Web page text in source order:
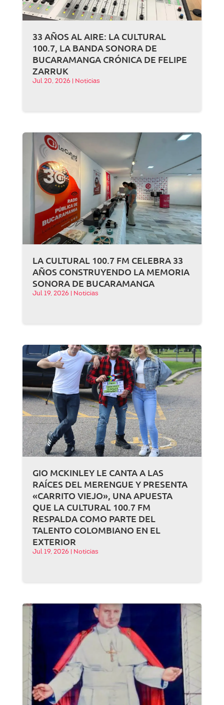
33 AÑOS AL AIRE: LA CULTURAL
100.7, LA BANDA SONORA DE
BUCARAMANGA CRÓNICA DE FELIPE
ZARRUK
Jul 20, 2026 Noticias
LA CULTURAL 100.7 FM CELEBRA 33
AÑOS CONSTRUYENDO LA MEMORIA
SONORA DE BUCARAMANGA
Jul 19, 2026 Noticias
GIO MCKINLEY LE CANTA A LAS
RAÍCES DEL MERENGUE Y PRESENTA
«CARRITO VIEJO», UNA APUESTA
QUE LA CULTURAL 100.7 FM
RESPALDA COMO PARTE DEL
TALENTO COLOMBIANO EN EL
EXTERIOR
Jul 19, 2026 Noticias